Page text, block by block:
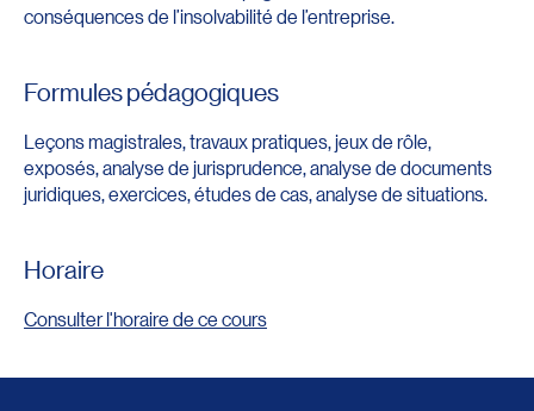
conséquences de l’insolvabilité de l’entreprise.
Formules pédagogiques
Leçons magistrales, travaux pratiques, jeux de rôle,
exposés, analyse de jurisprudence, analyse de documents
juridiques, exercices, études de cas, analyse de situations.
Horaire
Consulter l'horaire de ce cours